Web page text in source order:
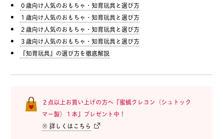
０歳向け人気のおもちゃ・知育玩具と選び方
１歳向け人気のおもちゃ・知育玩具と選び方
２歳向け人気のおもちゃ・知育玩具と選び方
３歳向け人気のおもちゃ・知育玩具と選び方
『知育玩具』の選び方を徹底解説
２点以上お買い上げの方へ『蜜蝋クレヨン（シュトック
マー製）１本』プレゼント中！
※ 詳しくはこちら